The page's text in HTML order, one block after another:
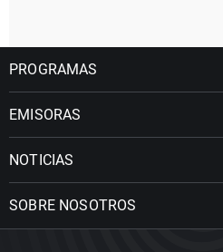
PROGRAMAS
EMISORAS
NOTICIAS
SOBRE NOSOTROS